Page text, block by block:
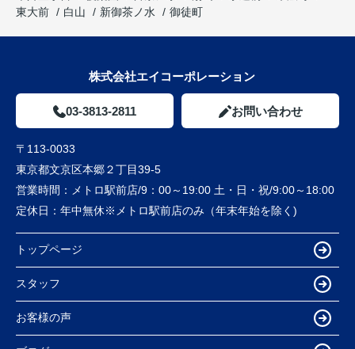
東大前
白山 新御茶ノ水 御徒町
株式会社エイコーポレーション
03-3813-2811 お問い合わせ
〒113-0033
東京都文京区本郷２丁目39-5
営業時間：
メトロ駅前店/9：00～19:00 土・日・祝/9:00～18:00
定休日： 年中無休※メトロ駅前店のみ（年末年始を除く)
トップページ
スタッフ
お客様の声